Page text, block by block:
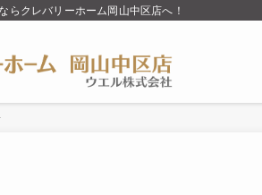
らクレバリーホーム岡山中区店へ！